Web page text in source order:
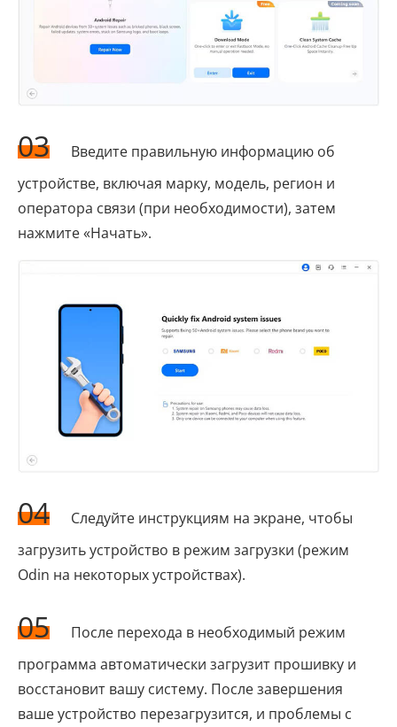
03
Введите правильную информацию об
устройстве, включая марку, модель, регион и
оператора связи (при необходимости), затем
нажмите «Начать».
04
Следуйте инструкциям на экране, чтобы
загрузить устройство в режим загрузки (режим
Odin на некоторых устройствах).
05
После перехода в необходимый режим
программа автоматически загрузит прошивку и
восстановит вашу систему. После завершения
ваше устройство перезагрузится, и проблемы с